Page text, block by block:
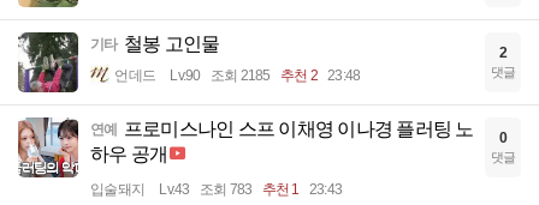
기타 철봉 고인물
언데드 Lv.90 조회 2185 추천 2 23:48
2
댓글
연예 프로미스나인 스프 이채영 이나경 플러팅 노
하우 공개
입술돼지 Lv.43 조회 783 추천 1 23:43
0
댓글